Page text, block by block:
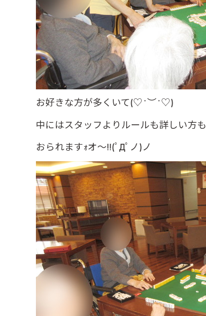
お好きな方が多くいて(♡˙︶˙♡)
中にはスタッフよりルールも詳しい方も
おられますｫオ～!!(ﾟДﾟノ)ノ